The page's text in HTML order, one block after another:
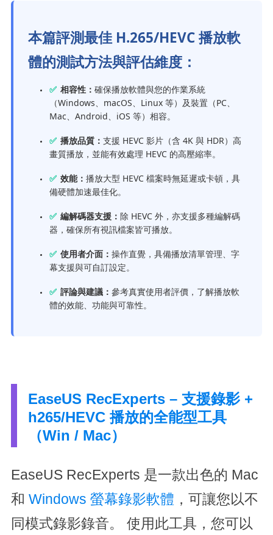
本篇評測最佳 H.265/HEVC 播放軟
體的測試方法與評估維度：
✅ 相容性： 確保播放軟體與您的作業系統
（Windows、macOS、Linux 等）及裝置（PC、
Mac、Android、iOS 等）相容。
✅ 播放品質： 支援 HEVC 影片（含 4K 與 HDR）高
畫質播放，並能有效處理 HEVC 的高壓縮率。
✅ 效能： 播放大型 HEVC 檔案時無延遲或卡頓，具
備硬體加速最佳化。
✅ 編解碼器支援： 除 HEVC 外，亦支援多種編解碼
器，確保所有視訊檔案皆可播放。
✅ 使用者介面： 操作直覺，具備播放清單管理、字
幕支援與可自訂設定。
✅ 評論與建議： 參考真實使用者評價，了解播放軟
體的效能、功能與可靠性。
EaseUS RecExperts – 支援錄影 +
h265/HEVC 播放的全能型工具
（Win / Mac）
EaseUS RecExperts 是一款出色的 Mac
和 Windows 螢幕錄影軟體 ，可讓您以不
同模式錄影錄音。 使用此工具，您可以